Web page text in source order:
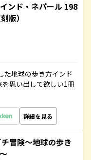
ンド・ネパール 198
版）
た地球の歩き方インド
思い出して欲しい1冊
詳細を見る
冒険～地球の歩き